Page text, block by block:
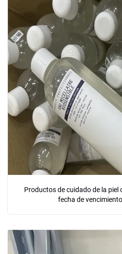
Productos de cuidado de la piel
fecha de